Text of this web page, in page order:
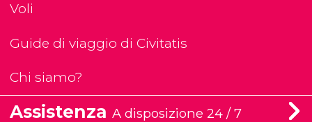
Voli
Guide di viaggio di Civitatis
Chi siamo?
Assistenza A disposizione 24 / 7